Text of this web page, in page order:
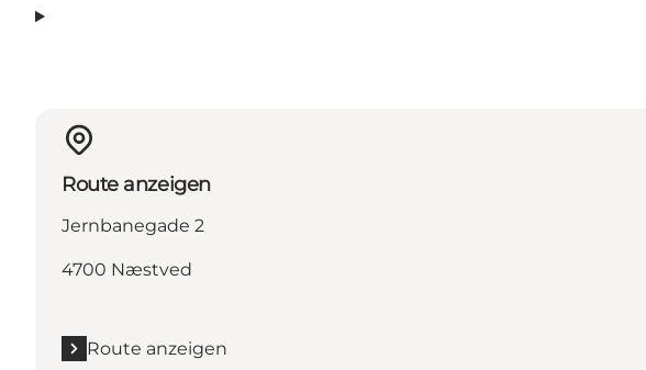
Route anzeigen
Jernbanegade 2
4700 Næstved
Route anzeigen